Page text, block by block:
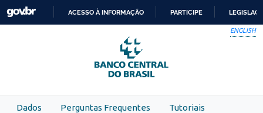
Skip to main content
PARA
O
CONTEÚDO
ACESSO À INFORMAÇÃO PARTICIPE
ENGLISH
Dados Perguntas Frequentes Tutoriais